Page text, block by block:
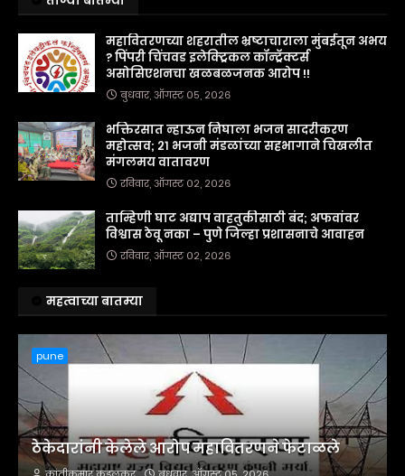
महावितरणच्या शहरातील भ्रष्टाचाराला मुंबईतून अभय
? पिंपरी चिंचवड इलेक्ट्रिकल कॉन्ट्रॅक्टर्स
असोसिएशनचा खळबळजनक आरोप !!
बुधवार, ऑगस्ट ०५, २०२६
भक्तिरसात न्हाऊन निघाला भजन सादरीकरण
महोत्सव; २१ भजनी मंडळांच्या सहभागाने चिखलीत
मंगलमय वातावरण
रविवार, ऑगस्ट ०२, २०२६
ताम्हिणी घाट अद्याप वाहतुकीसाठी बंद; अफवांवर
विश्वास ठेवू नका – पुणे जिल्हा प्रशासनाचे आवाहन
रविवार, ऑगस्ट ०२, २०२६
महत्वाच्या बातम्या
pune
ठेकेदारांनी केलेले आरोप महावितरणने फेटाळले